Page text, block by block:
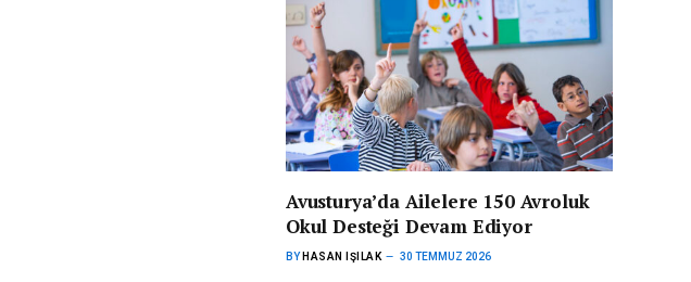
Avusturya’da Ailelere 150 Avroluk
Okul Desteği Devam Ediyor
BY HASAN IŞILAK 30 TEMMUZ 2026